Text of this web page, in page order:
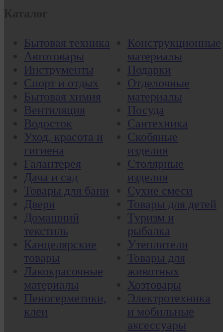
Бытовая техника
Автотовары
Инструменты
Спорт и отдых
Бытовая химия
Вентиляция
Водосток
Уход, красота и
гигиена
Галантерея
Дача и сад
Товары для бани
Двери
Домашний
текстиль
Канцелярские
товары
Лакокрасочные
материалы
Пеногерметики,
клеи
Конструкционные
материалы
Подарки
Отделочные
материалы
Посуда
Сантехника
Скобяные
изделия
Столярные
изделия
Сухие смеси
Товары для детей
Туризм и
рыбалка
Утеплители
Товары для
животных
Хозтовары
Электротехника
и мобильные
аксессуары